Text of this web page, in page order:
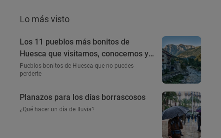
Lo más visto
Los 11 pueblos más bonitos de
Huesca que visitamos, conocemos y
amamos
Pueblos bonitos de Huesca que no puedes
perderte
Planazos para los días borrascosos
¿Qué hacer un día de lluvia?